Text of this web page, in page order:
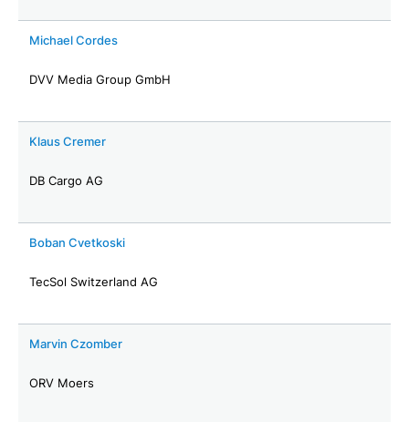
Michael Cordes
DVV Media Group GmbH
Klaus Cremer
DB Cargo AG
Boban Cvetkoski
TecSol Switzerland AG
Marvin Czomber
ORV Moers